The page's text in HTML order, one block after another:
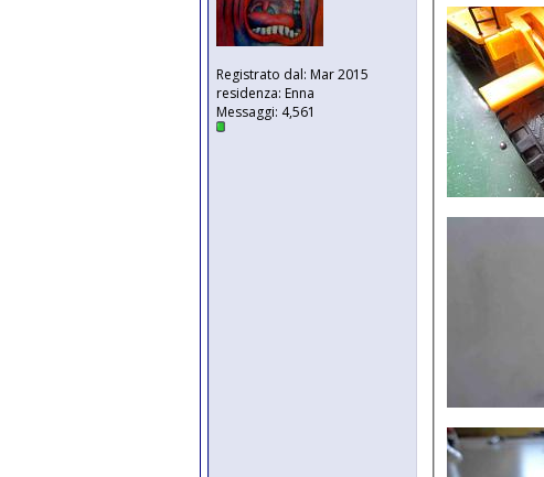
Registrato dal: Mar 2015
residenza: Enna
Messaggi: 4,561